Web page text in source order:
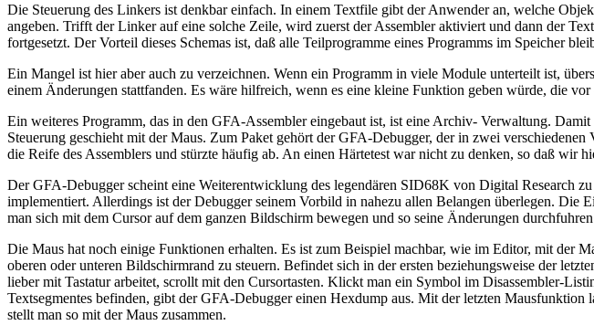
Die Steuerung des Linkers ist denkbar einfach. In einem Textfile gibt der Anwender an, welche
angeben. Trifft der Linker auf eine solche Zeile, wird zuerst der Assembler aktiviert und dann der
fortgesetzt. Der Vorteil dieses Schemas ist, daß alle Teilprogramme eines Programms im Speicher
Ein Mangel ist hier aber auch zu verzeichnen. Wenn ein Programm in viele Module unterteilt ist,
einem Änderungen stattfanden. Es wäre hilfreich, wenn es eine kleine Funktion geben würde, die
Ein weiteres Programm, das in den GFA-Assembler eingebaut ist, ist eine Archiv- Verwaltung.
Steuerung geschieht mit der Maus. Zum Paket gehört der GFA-Debugger, der in zwei
die Reife des Assemblers und stürzte häufig ab. An einen Härtetest war nicht zu denken, so daß wir
Der GFA-Debugger scheint eine Weiterentwicklung des legendären SID68K von Digital Research
implementiert. Allerdings ist der Debugger seinem Vorbild in nahezu allen Belangen überlegen.
man sich mit dem Cursor auf dem ganzen Bildschirm bewegen und so seine Änderungen
Die Maus hat noch einige Funktionen erhalten. Es ist zum Beispiel machbar, wie im Editor, mit der
oberen oder unteren Bildschirmrand zu steuern. Befindet sich in der ersten beziehungsweise der
lieber mit Tastatur arbeitet, scrollt mit den Cursortasten. Klickt man ein Symbol im Disassembler-
Textsegmentes befinden, gibt der GFA-Debugger einen Hexdump aus. Mit der letzten
stellt man so mit der Maus zusammen.